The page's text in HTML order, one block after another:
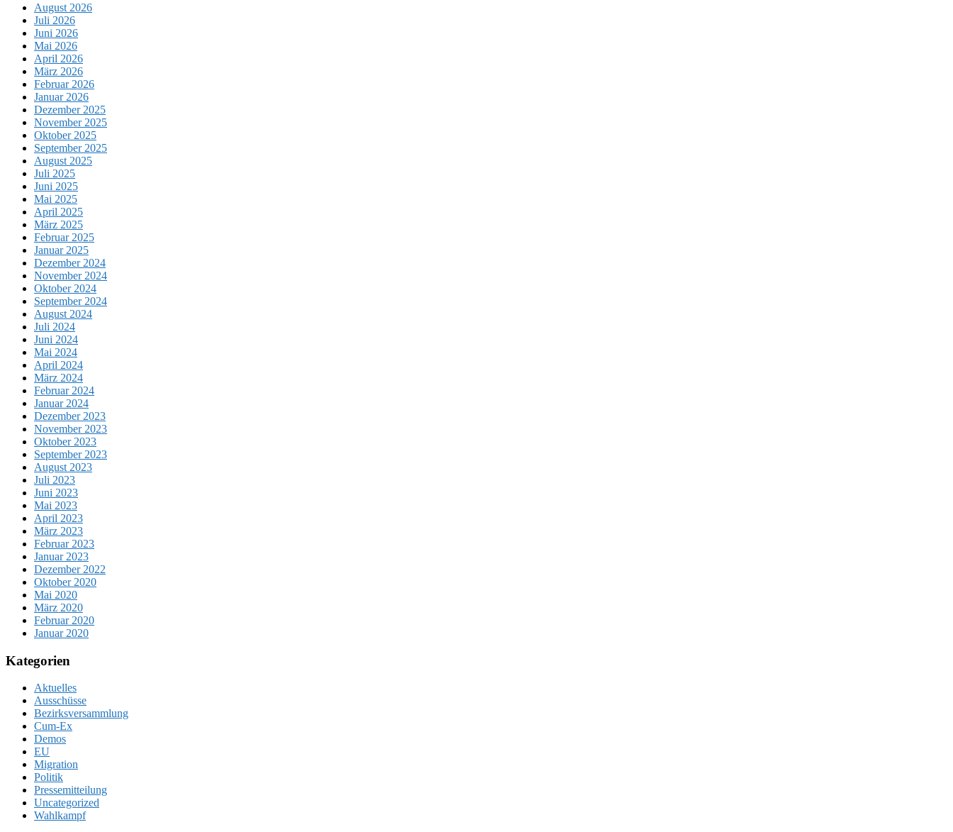
August 2026
Juli 2026
Juni 2026
Mai 2026
April 2026
März 2026
Februar 2026
Januar 2026
Dezember 2025
November 2025
Oktober 2025
September 2025
August 2025
Juli 2025
Juni 2025
Mai 2025
April 2025
März 2025
Februar 2025
Januar 2025
Dezember 2024
November 2024
Oktober 2024
September 2024
August 2024
Juli 2024
Juni 2024
Mai 2024
April 2024
März 2024
Februar 2024
Januar 2024
Dezember 2023
November 2023
Oktober 2023
September 2023
August 2023
Juli 2023
Juni 2023
Mai 2023
April 2023
März 2023
Februar 2023
Januar 2023
Dezember 2022
Oktober 2020
Mai 2020
März 2020
Februar 2020
Januar 2020
Kategorien
Aktuelles
Ausschüsse
Bezirksversammlung
Cum-Ex
Demos
EU
Migration
Politik
Pressemitteilung
Uncategorized
Wahlkampf